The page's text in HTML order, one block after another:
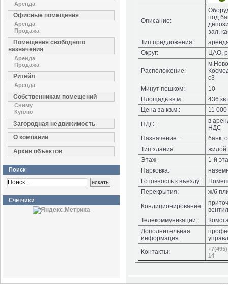
Аренда
Офисные помещения
Аренда
Продажа
Помещения свободного
назначения
Аренда
Продажа
Ритейл
Аренда
Собственникам помещений
Сниму
Куплю
Загородная недвижимость
О компании
Архив объектов
Поиск
Счетчики
Описание:
под
зал,
Тип предложения:
Округ:
ЦАО,
Расположение:
с3
Минут пешком:
10
Площадь кв.м.:
436
Цена за кв.м.:
11 000
НДС:
в
НДС
Назначение: :
банк,
Тип здания:
жилой
Этаж
1-й
Парковка:
Готовность к въезду:
Перекрытия:
ж/б
Кондиционирование:
Телекоммуникации:
Дополнительная
информация:
Контакты:
14